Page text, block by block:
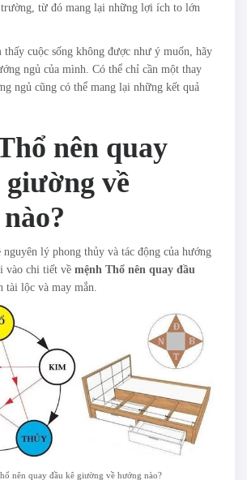
từ đó mang lại những lợi ích to lớn
thấy cuộc sống không được như ý muốn, hãy
ngủ của mình. Có thể chỉ cần một thay
ngủ cũng có thể mang lại những kết quả
nên quay
giường về
nguyên lý phong thủy và tác động của hướng
vào chi tiết về mệnh Thổ nên quay đầu
tài lộc và may mắn.
nên quay đầu kê giường về hướng nào?